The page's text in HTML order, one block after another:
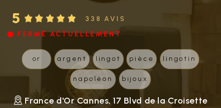
338 AVIS
FERMÉ ACTUELLEMENT
or argent lingot pièce lingotin
napoléon bijoux
France d'Or Cannes, 17 Blvd de la Croisette